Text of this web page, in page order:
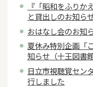
『「昭和をふりか
と貸出しのお知ら
おはなし会のお知
夏休み特別企画「
知らせ（十王図書館
日立市視聴覚セン
行しました